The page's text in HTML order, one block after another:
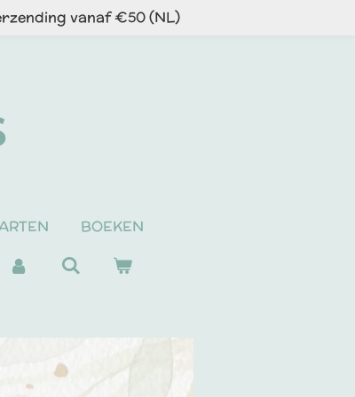
vanaf €50 (NL)
BOEKEN